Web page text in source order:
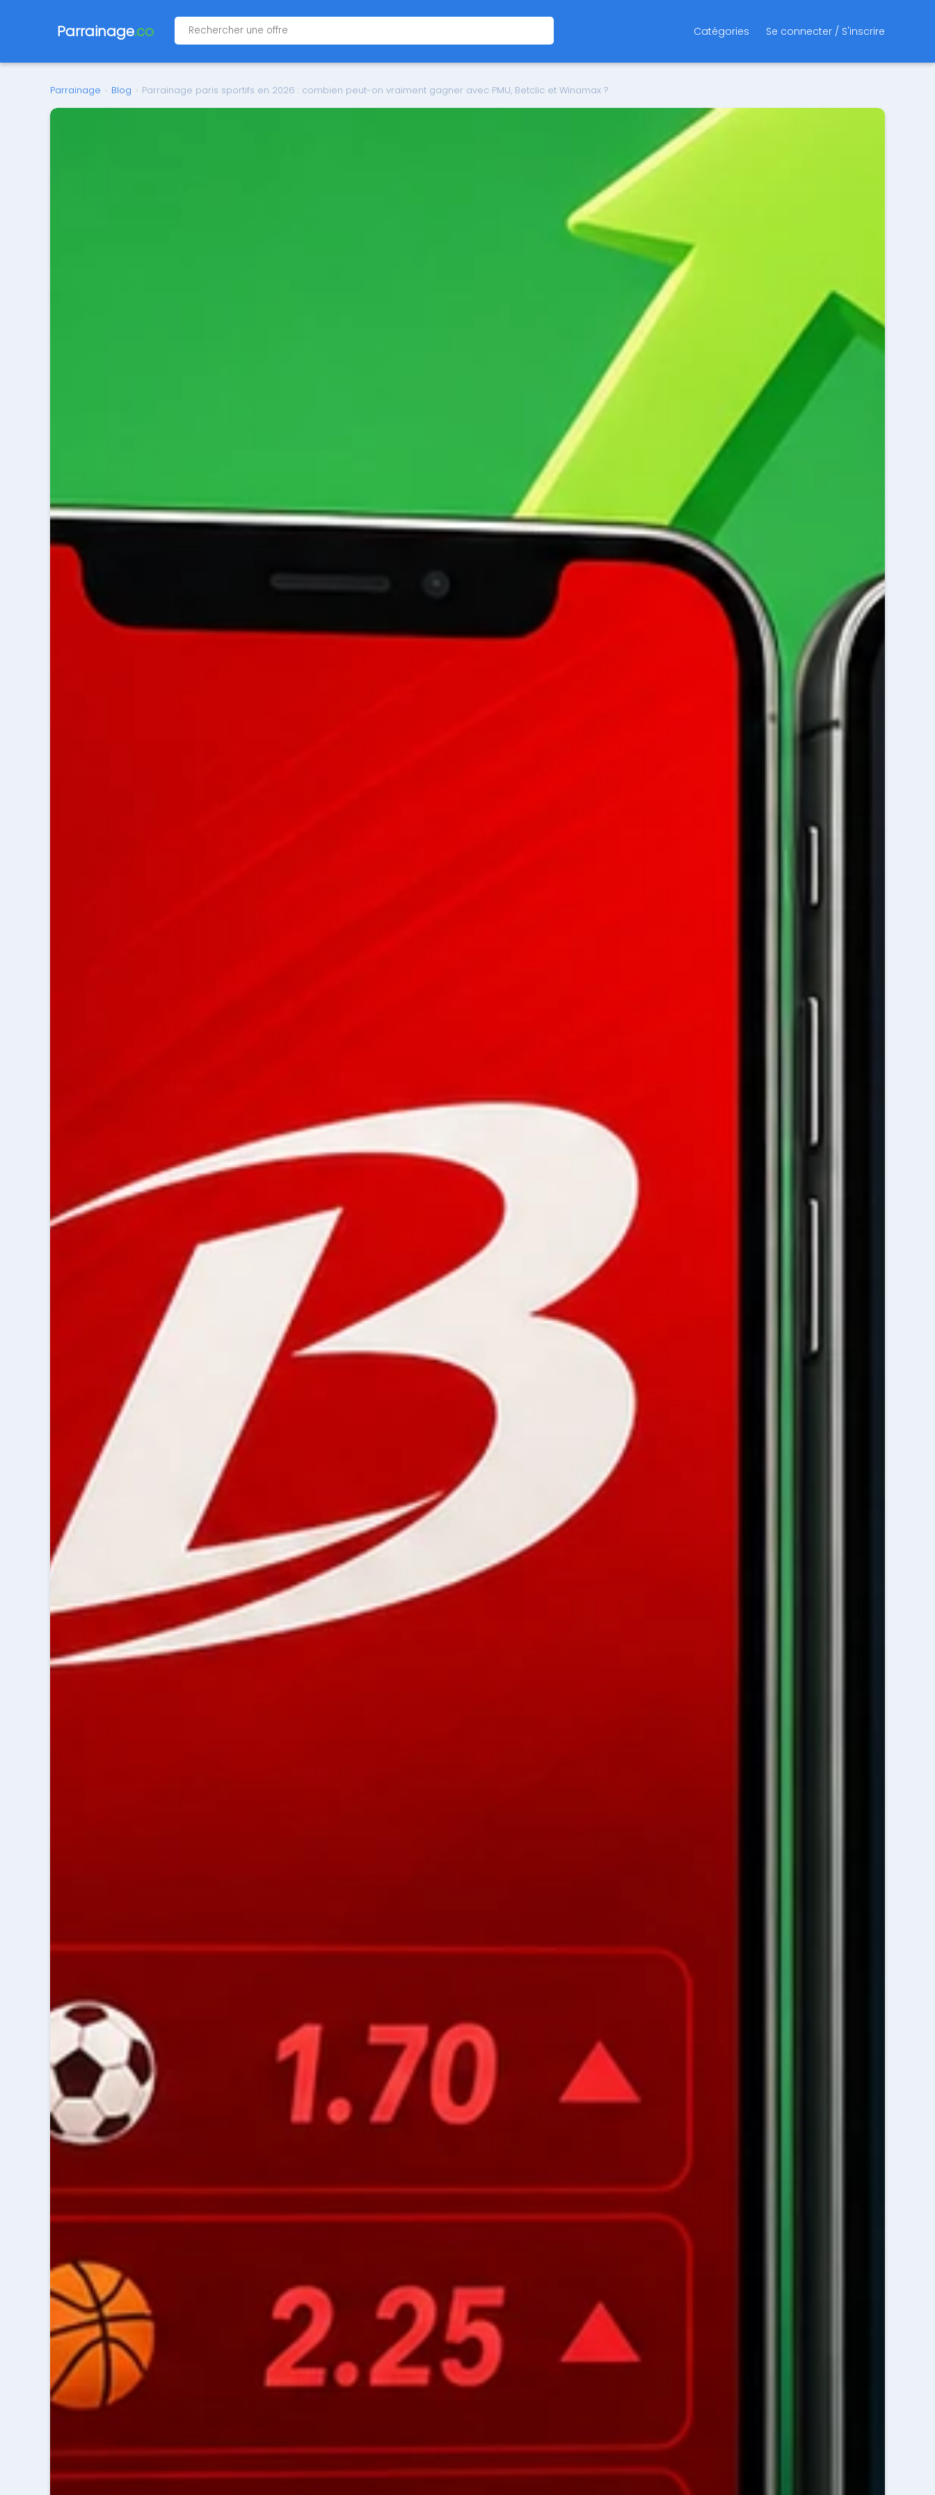
Parrainage.co Catégories Se connecter / S'inscrire
Parrainage › Blog › Parrainage paris sportifs en 2026 : combien peut-on vraiment gagner avec PMU, Betclic et Winamax ?